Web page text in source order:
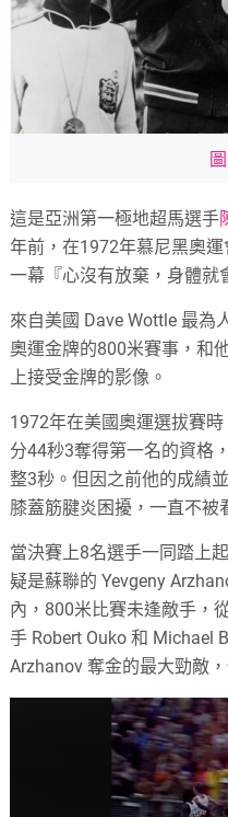
這是亞洲第一極地超馬選手
年前，在1972年慕尼黑奧
一幕『心沒有放棄，身體就
來自美國 Dave Wottle 最為
奧運金牌的800米賽事，和
上接受金牌的影像。
1972年在美國奧運選拔賽
分44秒3奪得第一名的資格
整3秒。但因之前他的成績
膝蓋筋腱炎困擾，一直不被
當決賽上8名選手一同踏上
疑是蘇聯的 Yevgeny
內，800米比賽未逢敵手，
手 Robert Ouko 和 Michael
Arzhanov 奪金的最大勁敵